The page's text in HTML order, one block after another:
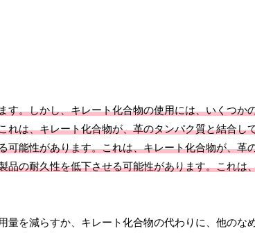
す。しかし、キレート化合物の使用には、いくつか
れは、キレート化合物が、革のタンパク質と結合し
可能性があります。これは、キレート化合物が、革
品の耐久性を低下させる可能性があります。これは
量を減らすか、キレート化合物の代わりに、他のな